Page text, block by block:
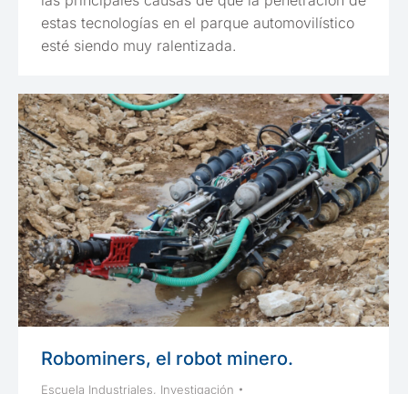
estas tecnologías en el parque automovilístico
esté siendo muy ralentizada.
Robominers, el robot minero.
Escuela Industriales, Investigación